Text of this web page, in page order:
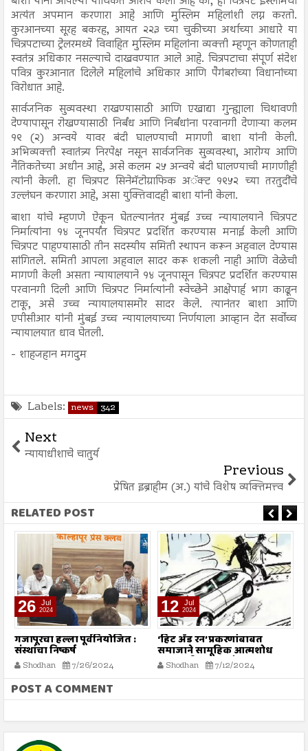
अत्यंत अपमान करणारा आहे आणि मुस्लिम महिलांशी लग्न करतो.
कुरआनच्या सूरह बकरह, आयत २२३ च्या चुकीच्या अर्थाच्या आधारे या
चित्रपटाच्या ट्रेलरमध्ये विवाहित मुस्लिम महिलांना व्यक्ती म्हणून कोणताही
स्वतंत्र अधिकार नसल्याचे दाखवण्यात आले आहे. चित्रपटाचा संपूर्ण संदेश
पवित्र कुरआनात दिलेले महिलांचे अधिकार आणि पैगंबरांच्या विधानांच्या
विरोधात आहे.
सार्वजनिक सुव्यवस्था राखण्यासाठी आणि एखाद्या गुन्ह्याला चिथावणी
देण्यापासून रोखण्यासाठी निर्बंध आणि निर्बंधांना परवानगी देणाऱ्या कलम
१९ (२) अन्वये यावर बंदी घालण्याची मागणी बाशा यांनी केली.
अभिव्यक्ती स्वातंत्र्य निरपेक्ष नसून सार्वजनिक सुव्यवस्था, आरोग्य आणि
नैतिकतेच्या अधीन आहे, असे कलम २५ अन्वये बंदी घालण्याची मागणीही
त्यांनी केली. हा चित्रपट सिनेमॅटोग्राफिक अॅक्ट १९५२ च्या तरतुदींचे
उल्लंघन करणारा आहे, असा युक्तिवादही बाशा यांनी केला.
बाशा यांचे म्हणणे ऐकून घेतल्यानंतर मुंबई उच्च न्यायालयाने चित्रपट
निर्मात्यांना १४ जूनपर्यंत चित्रपट प्रदर्शित करण्यास मनाई केली आणि
चित्रपट पाहण्यासाठी तीन सदस्यीय समिती स्थापन करून अहवाल देण्यास
सांगितले. समिती आपला अहवाल सादर करू शकली नाही आणि वेळेची
मागणी केली असता न्यायालयाने १४ जूनपासून चित्रपट प्रदर्शित करण्यास
परवानगी दिली आणि चित्रपट निर्मात्यांनी स्वेच्छेने आक्षेपार्ह भाग काढून
टाकू, असे उच्च न्यायालयासमोर सादर केले. त्यानंतर बाशा आणि
एपीसीआर यांनी मुंबई उच्च न्यायालयाच्या निर्णयाला आव्हान देत सर्वोच्च
न्यायालयात धाव घेतली.
- शाहजहान मगदुम
Labels: news 342
Next
न्यायाधीशाचे चातुर्य
Previous
प्रेषित इब्राहीम (अ.) यांचे विशेष व्यक्तिमत्त्व
RELATED POST
26 Jul
2024
गजापूरचा हल्ला पूर्वनियोजित :
संस्थांचा निष्कर्ष
Shodhan 7/26/2024
12 Jul
2024
‘हिट अँड रन’ प्रकरणांबाबत
समाजाने सामूहिक आत्मशोध
करण्याची गरज - मौलाना
इलियास खान फलाही
Shodhan 7/12/2024
POST A COMMENT